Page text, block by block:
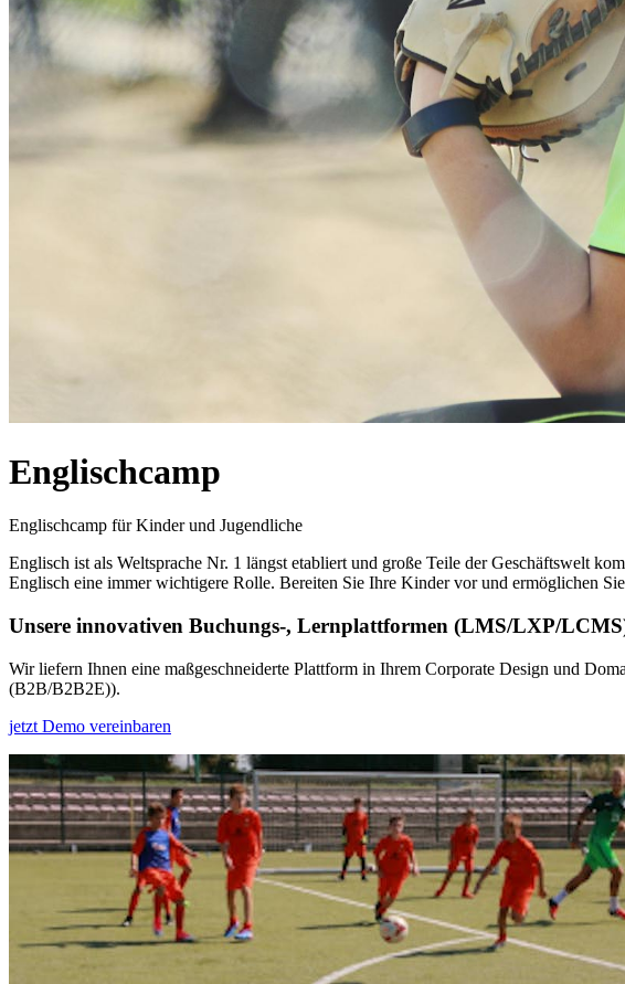
Englischcamp
Englischcamp für Kinder und Jugendliche
Englisch ist als Weltsprache Nr. 1 längst etabliert und große Teile der Geschäftswelt
Englisch eine immer wichtigere Rolle. Bereiten Sie Ihre Kinder vor und ermöglichen
Unsere innovativen Buchungs-, Lernplattformen (LMS/LXP/
Wir liefern Ihnen eine maßgeschneiderte Plattform in Ihrem Corporate Design und
(B2B/B2B2E)).
jetzt Demo vereinbaren